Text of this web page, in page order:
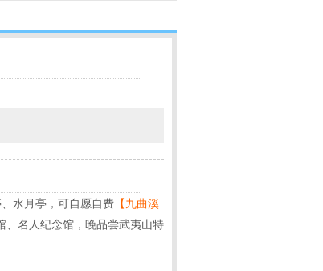
水月亭，可自愿自费 【九曲溪
、名人纪念馆，晚品尝武夷山特